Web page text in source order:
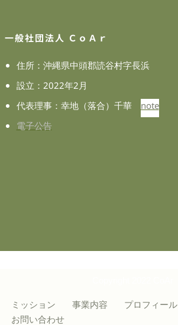
一般社団法人 ＣｏＡｒ
住所：沖縄県中頭郡読谷村字長浜
設立：2022年2月
代表理事：幸地（落合）千華note
電子公告
ミッション 事業内容 プロフィール
お問い合わせ